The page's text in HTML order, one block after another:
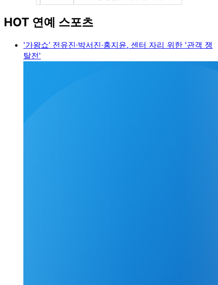
HOT 연예 스포츠
'가왕쇼’ 전유진·박서진·홍지윤, 센터 자리 위한 '관객 쟁
탈전'